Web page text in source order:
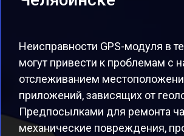
Неисправности GPS-модуля в
могут привести к проблемам с
отслеживанием
приложений, зависящих от
Предпосылками для ремонта
механические повреждения,